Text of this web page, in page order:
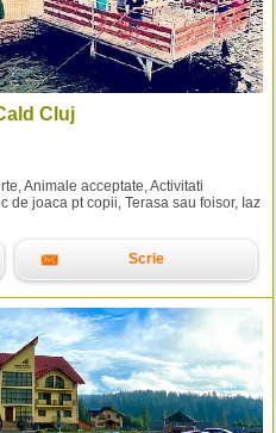
Cluj
Animale acceptate, Activitati
de joaca pt copii, Terasa sau foisor, Iaz
Scrie